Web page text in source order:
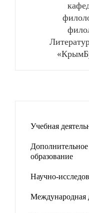
Учебная
образование
Научно-
Международная